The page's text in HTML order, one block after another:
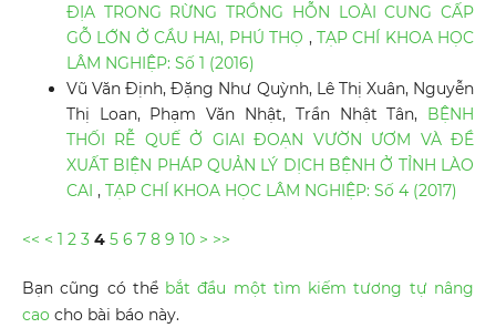
ĐỊA TRONG RỪNG TRỒNG HỖN LOÀI CUNG CẤP
GỖ LỚN Ở CẦU HAI, PHÚ THỌ , TẠP CHÍ KHOA HỌC
LÂM NGHIỆP: Số 1 (2016)
Vũ Văn Định, Đặng Như Quỳnh, Lê Thị Xuân, Nguyễn
Thị Loan, Phạm Văn Nhật, Trần Nhật Tân, BỆNH
THỐI RỄ QUẾ Ở GIAI ĐOẠN VƯỜN ƯƠM VÀ ĐỀ
XUẤT BIỆN PHÁP QUẢN LÝ DỊCH BỆNH Ở TỈNH LÀO
CAI , TẠP CHÍ KHOA HỌC LÂM NGHIỆP: Số 4 (2017)
<< < 1 2 3 4 5 6 7 8 9 10 > >>
Bạn cũng có thể bắt đầu một tìm kiếm tương tự nâng
cao cho bài báo này.